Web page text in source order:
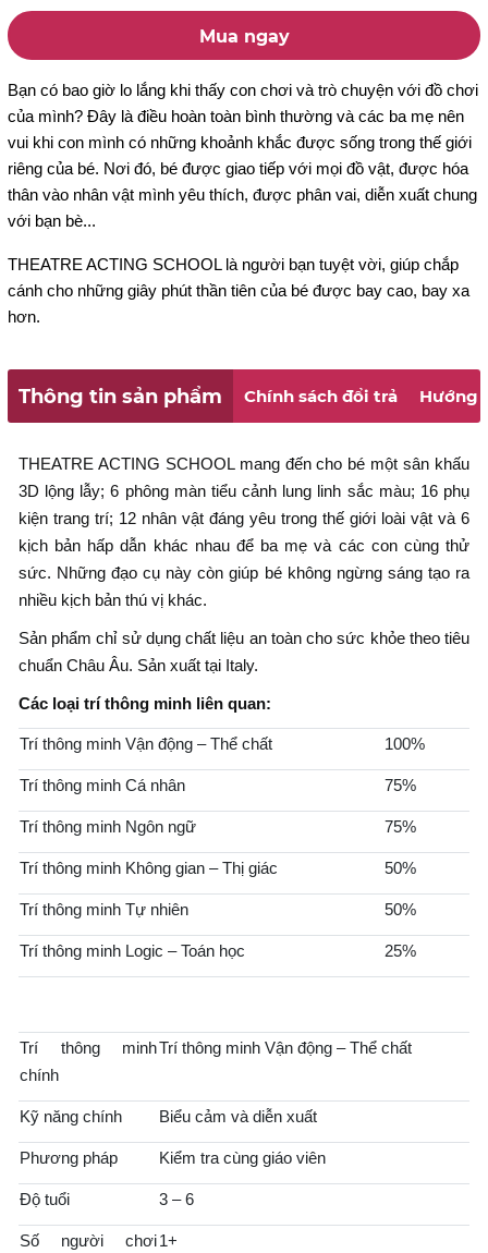
Mua ngay
Bạn có bao giờ lo lắng khi thấy con chơi và trò chuyện với đồ chơi
của mình? Đây là điều hoàn toàn bình thường và các ba mẹ nên
vui khi con mình có những khoảnh khắc được sống trong thế giới
riêng của bé. Nơi đó, bé được giao tiếp với mọi đồ vật, được hóa
thân vào nhân vật mình yêu thích, được phân vai, diễn xuất chung
với bạn bè...
THEATRE ACTING SCHOOL là người bạn tuyệt vời, giúp chắp
cánh cho những giây phút thần tiên của bé được bay cao, bay xa
hơn.
Thông tin sản phẩm Chính sách đổi trả Hướng
THEATRE ACTING SCHOOL mang đến cho bé một sân khấu
3D lộng lẫy; 6 phông màn tiểu cảnh lung linh sắc màu; 16 phụ
kiện trang trí; 12 nhân vật đáng yêu trong thế giới loài vật và 6
kịch bản hấp dẫn khác nhau để ba mẹ và các con cùng thử
sức. Những đạo cụ này còn giúp bé không ngừng sáng tạo ra
nhiều kịch bản thú vị khác.
Sản phẩm chỉ sử dụng chất liệu an toàn cho sức khỏe theo tiêu
chuẩn Châu Âu. Sản xuất tại Italy.
Các loại trí thông minh liên quan:
Trí thông minh Vận động – Thể chất 100%
Trí thông minh Cá nhân 75%
Trí thông minh Ngôn ngữ 75%
Trí thông minh Không gian – Thị giác 50%
Trí thông minh Tự nhiên 50%
Trí thông minh Logic – Toán học 25%
Trí thông minh
chính
Trí thông minh Vận động – Thể chất
Kỹ năng chính Biểu cảm và diễn xuất
Phương pháp Kiểm tra cùng giáo viên
Độ tuổi 3 – 6
Số người chơi 1+